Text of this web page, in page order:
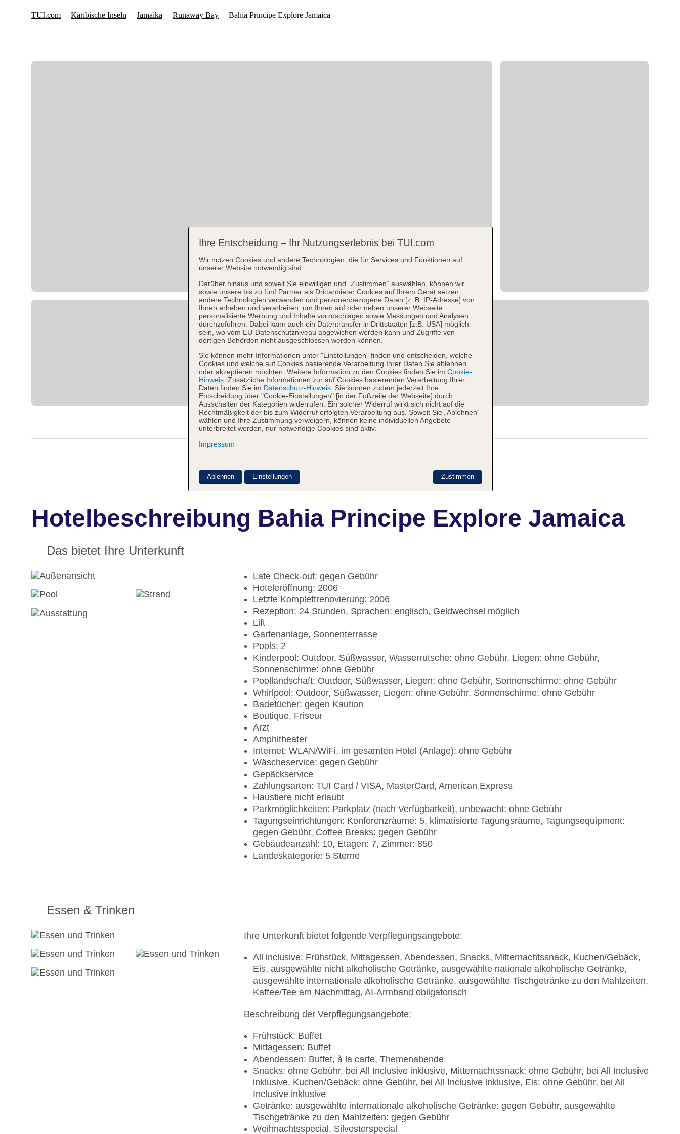
Hotelbeschreibung Bahia Principe Explore Jamaica
Das bietet Ihre Unterkunft
Late Check-out: gegen Gebühr
Hoteleröffnung: 2006
Letzte Komplettrenovierung: 2006
Rezeption: 24 Stunden, Sprachen: englisch, Geldwechsel möglich
Lift
Gartenanlage, Sonnenterrasse
Pools: 2
Kinderpool: Outdoor, Süßwasser, Wasserrutsche: ohne Gebühr, Liegen: ohne Gebühr,
Sonnenschirme: ohne Gebühr
Poollandschaft: Outdoor, Süßwasser, Liegen: ohne Gebühr, Sonnenschirme: ohne Gebühr
Whirlpool: Outdoor, Süßwasser, Liegen: ohne Gebühr, Sonnenschirme: ohne Gebühr
Badetücher: gegen Kaution
Boutique, Friseur
Arzt
Amphitheater
Internet: WLAN/WiFi, im gesamten Hotel (Anlage): ohne Gebühr
Wäscheservice: gegen Gebühr
Gepäckservice
Zahlungsarten: TUI Card / VISA, MasterCard, American Express
Haustiere nicht erlaubt
Parkmöglichkeiten: Parkplatz (nach Verfügbarkeit), unbewacht: ohne Gebühr
Tagungseinrichtungen: Konferenzräume: 5, klimatisierte Tagungsräume, Tagungsequipment:
gegen Gebühr, Coffee Breaks: gegen Gebühr
Gebäudeanzahl: 10, Etagen: 7, Zimmer: 850
Landeskategorie: 5 Sterne
Essen & Trinken
Ihre Unterkunft bietet folgende Verpflegungsangebote:
All inclusive: Frühstück, Mittagessen, Abendessen, Snacks, Mitternachtssnack, Kuchen/Gebäck,
Eis, ausgewählte nicht alkoholische Getränke, ausgewählte nationale alkoholische Getränke,
ausgewählte internationale alkoholische Getränke, ausgewählte Tischgetränke zu den Mahlzeiten,
Kaffee/Tee am Nachmittag, AI-Armband obligatorisch
Beschreibung der Verpflegungsangebote:
Frühstück: Buffet
Mittagessen: Buffet
Abendessen: Buffet, à la carte, Themenabende
Snacks: ohne Gebühr, bei All Inclusive inklusive, Mitternachtssnack: ohne Gebühr, bei All Inclusive
inklusive, Kuchen/Gebäck: ohne Gebühr, bei All Inclusive inklusive, Eis: ohne Gebühr, bei All
Inclusive inklusive
Getränke: ausgewählte internationale alkoholische Getränke: gegen Gebühr, ausgewählte
Tischgetränke zu den Mahlzeiten: gegen Gebühr
Weihnachtsspecial, Silvesterspecial
Ihre Entscheidung – Ihr Nutzungserlebnis bei TUI.com
Wir nutzen Cookies und andere Technologien, die für Services und Funktionen auf
unserer Website notwendig sind.
Darüber hinaus und soweit Sie einwilligen und „Zustimmen“ auswählen, können wir
sowie unsere bis zu fünf Partner als Drittanbieter Cookies auf Ihrem Gerät setzen,
andere Technologien verwenden und personenbezogene Daten [z. B. IP-Adresse] von
Ihnen erheben und verarbeiten, um Ihnen auf oder neben unserer Webseite
personalisierte Werbung und Inhalte vorzuschlagen sowie Messungen und Analysen
durchzuführen. Dabei kann auch ein Datentransfer in Drittstaaten [z.B. USA] möglich
sein, wo vom EU-Datenschutzniveau abgewichen werden kann und Zugriffe von
dortigen Behörden nicht ausgeschlossen werden können.
Sie können mehr Informationen unter "Einstellungen" finden und entscheiden, welche
Cookies und welche auf Cookies basierende Verarbeitung Ihrer Daten Sie ablehnen
oder akzeptieren möchten. Weitere Information zu den Cookies finden Sie im Cookie-
Hinweis . Zusätzliche Informationen zur auf Cookies basierenden Verarbeitung Ihrer
Daten finden Sie im Datenschutz-Hinweis . Sie können zudem jederzeit Ihre
Entscheidung über "Cookie-Einstellungen" [in der Fußzeile der Webseite] durch
Ausschalten der Kategorien widerrufen. Ein solcher Widerruf wirkt sich nicht auf die
Rechtmäßigkeit der bis zum Widerruf erfolgten Verarbeitung aus. Soweit Sie „Ablehnen“
wählen und Ihre Zustimmung verweigern, können keine individuellen Angebote
unterbreitet werden, nur notwendige Cookies sind aktiv.
Impressum
Zustimmen
Ablehnen Einstellungen